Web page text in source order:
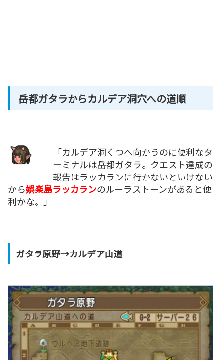
岳都ガタラからカルデア洞穴への道順
「カルデア洞くつへ向かうのに便利なタ
ーミナルは岳都ガタラ。クエスト達成の
報告はラッカランに行かないといけない
から娯楽島ラッカランのルーラストーンがあると便
利かな。」
ガタラ原野→カルデア山道